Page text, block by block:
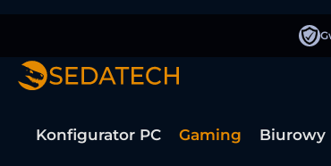
Konfigurator PC Gaming Biurowy